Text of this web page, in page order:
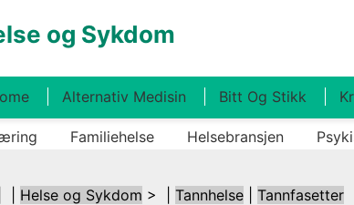
og Sykdom
Alternativ Medisin Bitt Og Stikk
Familiehelse Helsebransjen
Helse og Sykdom > | Tannhelse Tannfasetter